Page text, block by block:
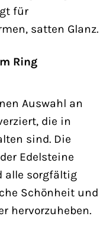
für
satten Glanz.
Ring
Auswahl an
die in
sind. Die
Edelsteine
alle sorgfältig
Schönheit und
hervorzuheben.